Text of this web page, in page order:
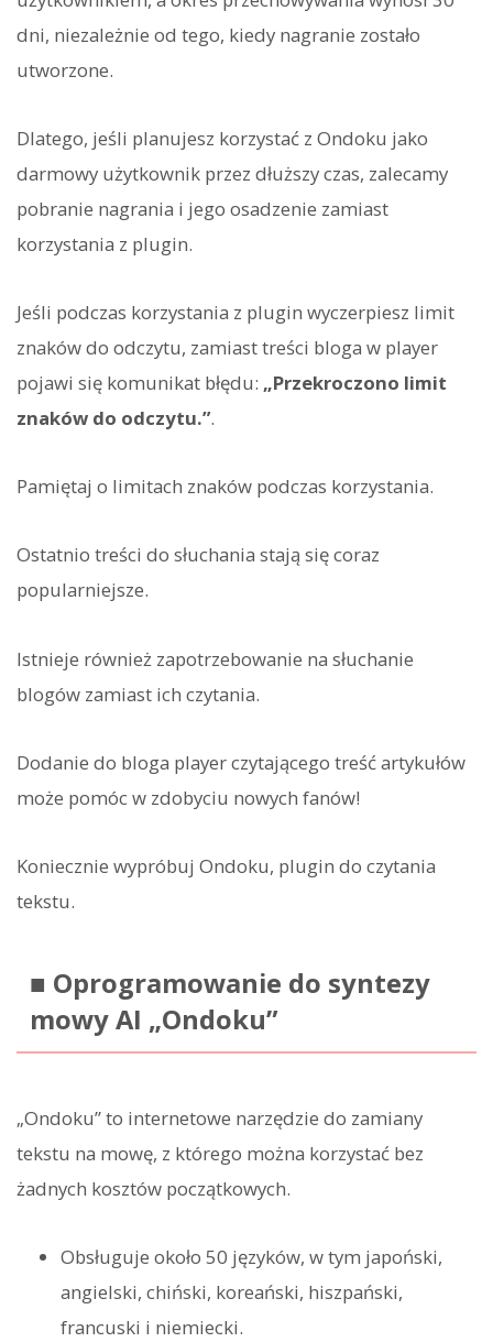
dni, niezależnie od tego, kiedy nagranie zostało
utworzone.
Dlatego, jeśli planujesz korzystać z Ondoku jako
darmowy użytkownik przez dłuższy czas, zalecamy
pobranie nagrania i jego osadzenie zamiast
korzystania z plugin.
Jeśli podczas korzystania z plugin wyczerpiesz limit
znaków do odczytu, zamiast treści bloga w player
pojawi się komunikat błędu: „Przekroczono limit
znaków do odczytu.”.
Pamiętaj o limitach znaków podczas korzystania.
Ostatnio treści do słuchania stają się coraz
popularniejsze.
Istnieje również zapotrzebowanie na słuchanie
blogów zamiast ich czytania.
Dodanie do bloga player czytającego treść artykułów
może pomóc w zdobyciu nowych fanów!
Koniecznie wypróbuj Ondoku, plugin do czytania
tekstu.
■ Oprogramowanie do syntezy
mowy AI „Ondoku”
„Ondoku” to internetowe narzędzie do zamiany
tekstu na mowę, z którego można korzystać bez
żadnych kosztów początkowych.
Obsługuje około 50 języków, w tym japoński,
angielski, chiński, koreański, hiszpański,
francuski i niemiecki.